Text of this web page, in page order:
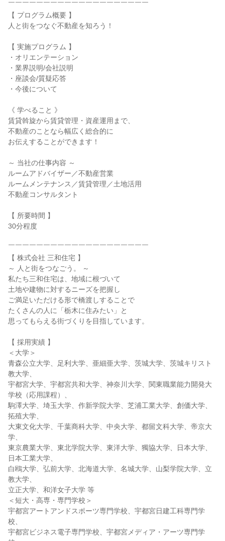
￣￣￣￣￣￣￣￣￣￣￣￣￣￣￣￣￣￣￣￣
【 プログラム概要 】
人と街をつなぐ不動産を知ろう！
【 実施プログラム 】
・オリエンテーション
・業界説明/会社説明
・座談会/質疑応答
・今後について
《 学べること 》
賃貸斡旋から賃貸管理・資産運用まで、
不動産のことなら幅広く総合的に
お伝えすることができます！
～ 当社の仕事内容 ～
ルームアドバイザー／不動産営業
ルームメンテナンス／賃貸管理／土地活用
不動産コンサルタント
【 所要時間 】
30分程度
￣￣￣￣￣￣￣￣￣￣￣￣￣￣￣￣￣￣￣￣
【 株式会社 三和住宅 】
～ 人と街をつなごう。 ～
私たち三和住宅は、地域に根づいて
土地や建物に対するニーズを把握し
ご満足いただける形で橋渡しすることで
たくさんの人に「栃木に住みたい」と
思ってもらえる街づくりを目指しています。
【 採用実績 】
＜大学＞
青森公立大学、足利大学、亜細亜大学、茨城大学、茨城キリスト
教大学、
宇都宮大学、宇都宮共和大学、神奈川大学、関東職業能力開発大
学校（応用課程）、
駒澤大学、埼玉大学、作新学院大学、芝浦工業大学、創価大学、
拓殖大学、
大東文化大学、千葉商科大学、中央大学、都留文科大学、帝京大
学、
東京農業大学、東北学院大学、東洋大学、獨協大学、日本大学、
日本工業大学、
白鴎大学、弘前大学、北海道大学、名城大学、山梨学院大学、立
教大学、
立正大学、和洋女子大学 等
＜短大・高専・専門学校＞
宇都宮アートアンドスポーツ専門学校、宇都宮日建工科専門学
校、
宇都宮ビジネス電子専門学校、宇都宮メディア・アーツ専門学